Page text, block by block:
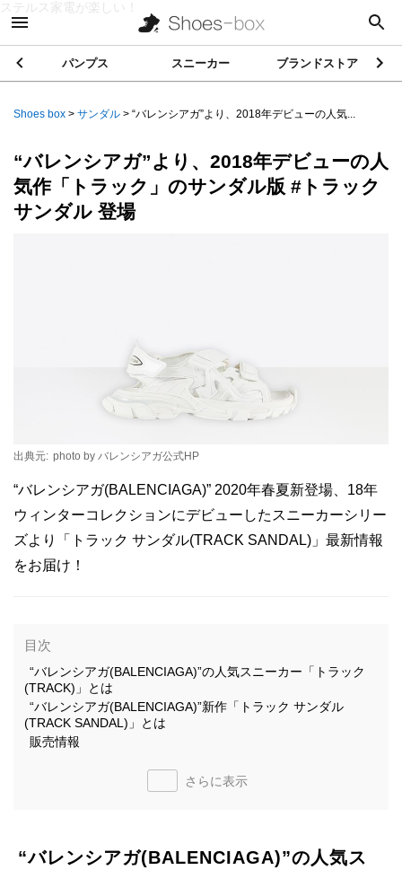
ステルス家電が楽しい！
パンプス スニーカー ブランドストア
Shoes box > サンダル > “バレンシアガ”より、2018年デビューの人気...
“バレンシアガ”より、2018年デビューの人
気作「トラック」のサンダル版 #トラック
サンダル 登場
出典元: photo by バレンシアガ公式HP
“バレンシアガ(BALENCIAGA)” 2020年春夏新登場、18年
ウィンターコレクションにデビューしたスニーカーシリー
ズより「トラック サンダル(TRACK SANDAL)」最新情報
をお届け！
目次
“バレンシアガ(BALENCIAGA)”の人気スニーカー「トラック
(TRACK)」とは
“バレンシアガ(BALENCIAGA)”新作「トラック サンダル
(TRACK SANDAL)」とは
販売情報
さらに表示
“バレンシアガ(BALENCIAGA)”の人気ス